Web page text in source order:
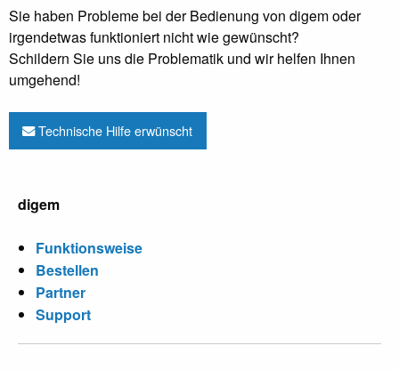
Sie haben Probleme bei der Bedienung von digem oder
irgendetwas funktioniert nicht wie gewünscht?
Schildern Sie uns die Problematik und wir helfen Ihnen
umgehend!
Technische Hilfe erwünscht
digem
Funktionsweise
Bestellen
Partner
Support